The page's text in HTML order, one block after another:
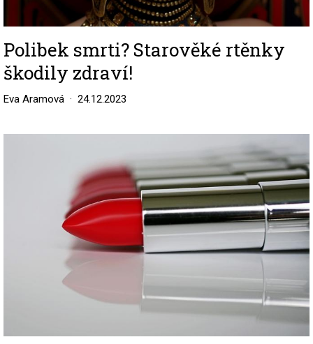
Polibek smrti? Starověké rtěnky
škodily zdraví!
Eva Aramová 24.12.2023